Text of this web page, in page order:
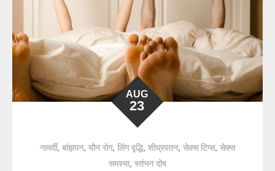
AUG
23
नामर्दी, बांझपन, यौन रोग, लिंग वृद्धि, शीघ्रपतन, सेक्स टिप्स, सेक्स
समस्या, स्तंभन दोष